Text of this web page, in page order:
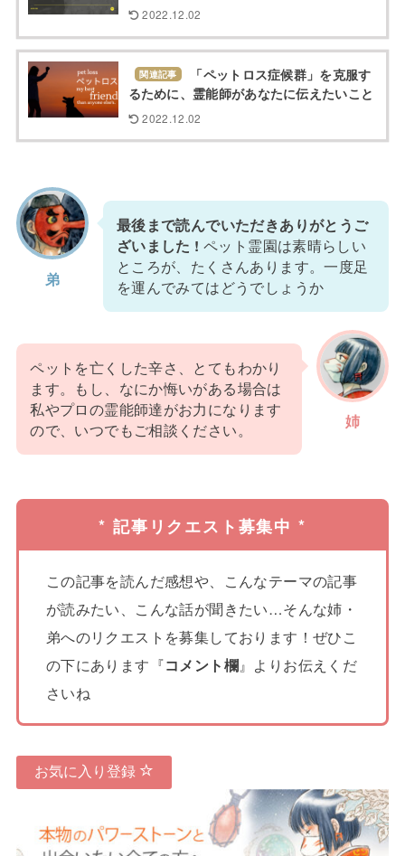
2022.12.02
関連記事
「ペットロス症候群」を克服す
るために、霊能師があなたに伝えたいこと
2022.12.02
弟
最後まで読んでいただきありがとうご
ざいました ! ペット霊園は素晴らしい
ところが、たくさんあります。一度足
を運んでみてはどうでしょうか
姉
ペットを亡くした辛さ、とてもわかり
ます。もし、なにか悔いがある場合は
私やプロの霊能師達がお力になります
ので、いつでもご相談ください。
* 記事リクエスト募集中 *
この記事を読んだ感想や、こんなテーマの記事
が読みたい、こんな話が聞きたい…そんな姉・
弟へのリクエストを募集しております！ぜひこ
の下にあります『コメント欄』よりお伝えくだ
さいね
お気に入り登録